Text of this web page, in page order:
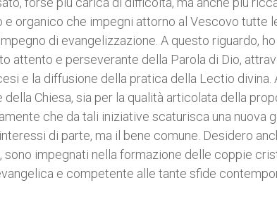
e organico che impegni attorno al Vescovo tutte
di evangelizzazione. A questo riguardo,
attento e perseverante della Parola di Dio,
e la diffusione della pratica della Lectio
Chiesa, sia per la qualità articolata della
che da tali iniziative scaturisca una nuova
di parte, ma il bene comune. Desidero
sono impegnati nella formazione delle coppie
e competente alle tante sfide